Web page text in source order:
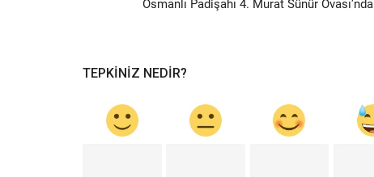
Osmanlı Padişahı 4. Murat Sünür Ovası’nda
TEPKINIZ NEDIR?